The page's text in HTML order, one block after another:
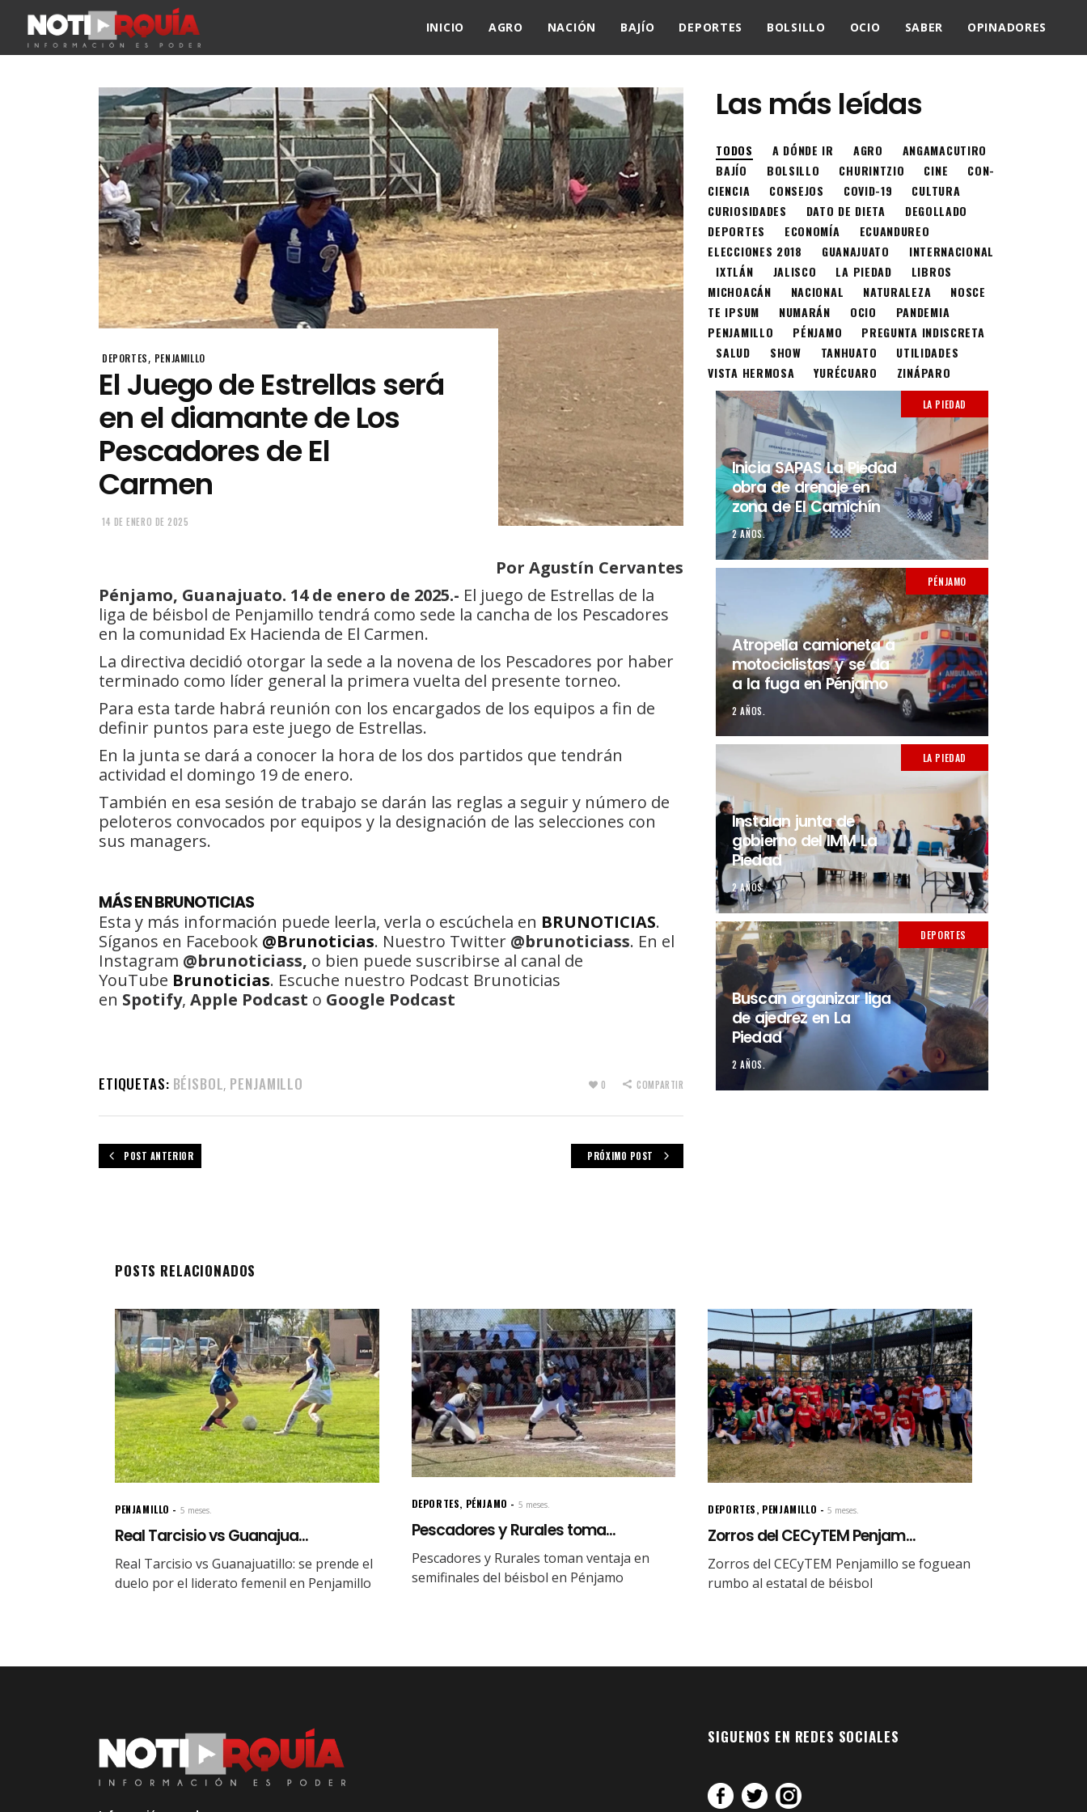
INICIO AGRO NACIÓN BAJÍO DEPORTES BOLSILLO OCIO SABER OPINADORES
DEPORTES, PENJAMILLO
El Juego de Estrellas será
en el diamante de Los
Pescadores de El
Carmen
14 DE ENERO DE 2025
Por Agustín Cervantes
Pénjamo, Guanajuato. 14 de enero de 2025.- El juego de Estrellas de la
liga de béisbol de Penjamillo tendrá como sede la cancha de los Pescadores
en la comunidad Ex Hacienda de El Carmen.
La directiva decidió otorgar la sede a la novena de los Pescadores por haber
terminado como líder general la primera vuelta del presente torneo.
Para esta tarde habrá reunión con los encargados de los equipos a fin de
definir puntos para este juego de Estrellas.
En la junta se dará a conocer la hora de los dos partidos que tendrán
actividad el domingo 19 de enero.
También en esa sesión de trabajo se darán las reglas a seguir y número de
peloteros convocados por equipos y la designación de las selecciones con
sus managers.
MÁS EN BRUNOTICIAS
Esta y más información puede leerla, verla o escúchela en BRUNOTICIAS.
Síganos en Facebook @Brunoticias. Nuestro Twitter @brunoticiass. En el
Instagram @brunoticiass, o bien puede suscribirse al canal de
YouTube Brunoticias. Escuche nuestro Podcast Brunoticias
en Spotify, Apple Podcast o Google Podcast
ETIQUETAS: BÉISBOL, PENJAMILLO 0 COMPARTIR
POST ANTERIOR PRÓXIMO POST
Las más leídas
TODOS A DÓNDE IR AGRO
ANGAMACUTIRO
BAJÍO
BOLSILLO CHURINTZIO CINE
CON-
CIENCIA
CONSEJOS COVID-19
CULTURA
CURIOSIDADES
DATO DE DIETA
DEGOLLADO
DEPORTES
ECONOMÍA
ECUANDUREO
ELECCIONES 2018
GUANAJUATO
INTERNACIONAL
IXTLÁN
JALISCO LA PIEDAD
LIBROS
MICHOACÁN
NACIONAL NATURALEZA
NOSCE
TE IPSUM
NUMARÁN OCIO
PANDEMIA
PENJAMILLO
PÉNJAMO
PREGUNTA INDISCRETA
SALUD
SHOW TANHUATO
UTILIDADES
VISTA HERMOSA
YURÉCUARO ZINÁPARO
LA PIEDAD
Inicia SAPAS La Piedad
obra de drenaje en
zona de El Camichín
2 AÑOS.
PÉNJAMO
Atropella camioneta a
motociclistas y se da
a la fuga en Pénjamo
2 AÑOS.
LA PIEDAD
Instalan junta de
gobierno del IMM La
Piedad
2 AÑOS.
DEPORTES
Buscan organizar liga
de ajedrez en La
Piedad
2 AÑOS.
POSTS RELACIONADOS
PENJAMILLO 5 meses.
Real Tarcisio vs Guanajua...
Real Tarcisio vs Guanajuatillo: se prende el
duelo por el liderato femenil en Penjamillo
DEPORTES, PÉNJAMO 5 meses.
Pescadores y Rurales toma...
Pescadores y Rurales toman ventaja en
semifinales del béisbol en Pénjamo
DEPORTES, PENJAMILLO 5 meses.
Zorros del CECyTEM Penjam...
Zorros del CECyTEM Penjamillo se foguean
rumbo al estatal de béisbol
SIGUENOS EN REDES SOCIALES